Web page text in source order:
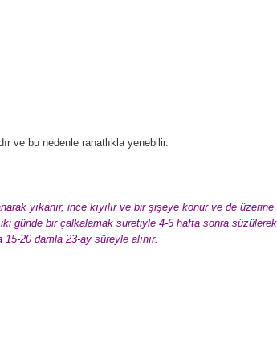
ve bu nedenle rahatlıkla yenebilir.
yıkanır, ince kıyılır ve bir şişeye konur ve de üzerine
günde bir çalkalamak suretiyle 4-6 hafta sonra süzülerek
20 damla 23-ay süreyle alınır.